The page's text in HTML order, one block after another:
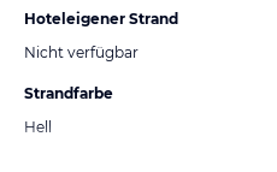
Hoteleigener Strand
Nicht verfügbar
Strandfarbe
Hell